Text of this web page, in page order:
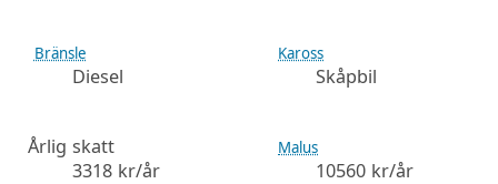
Bränsle
Diesel
Kaross
Skåpbil
Årlig skatt
3318 kr/år
Malus
10560 kr/år